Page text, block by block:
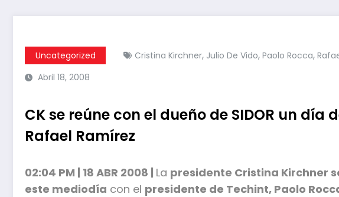
Uncategorized Cristina Kirchner, Julio De Vido, Paolo Rocca,
Abril 18, 2008
CK se reúne con el dueño de SIDOR un día
Rafael Ramírez
02:04 PM | 18 ABR 2008 | La presidente Cristina Kirchner
este mediodía con el presidente de Techint, Paolo